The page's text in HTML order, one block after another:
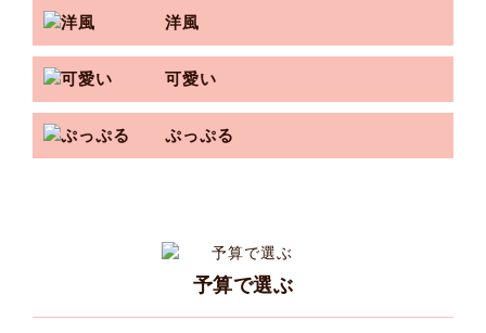
洋風
可愛い
ぷっぷる
予算で選ぶ